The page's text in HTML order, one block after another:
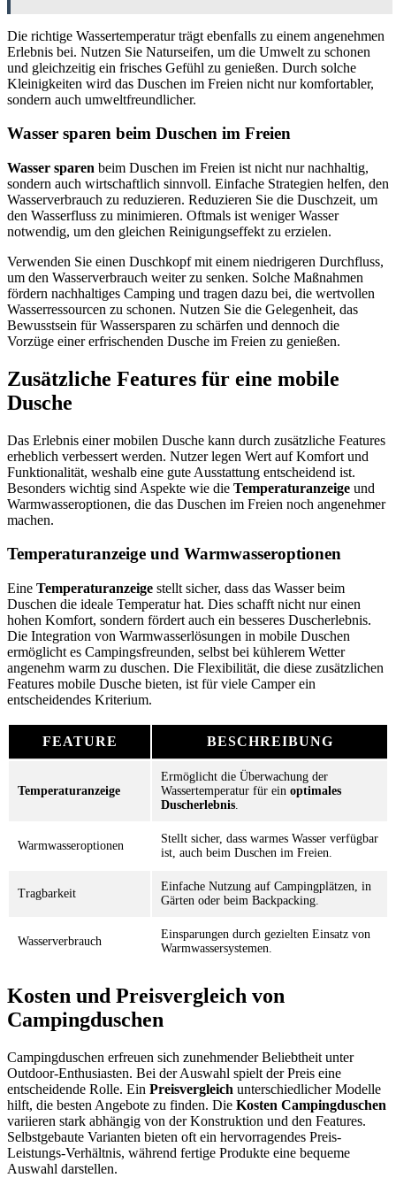
Die richtige Wassertemperatur trägt ebenfalls zu einem angenehmen
Erlebnis bei. Nutzen Sie Naturseifen, um die Umwelt zu schonen
und gleichzeitig ein frisches Gefühl zu genießen. Durch solche
Kleinigkeiten wird das Duschen im Freien nicht nur komfortabler,
sondern auch umweltfreundlicher.
Wasser sparen beim Duschen im Freien
Wasser sparen beim Duschen im Freien ist nicht nur nachhaltig,
sondern auch wirtschaftlich sinnvoll. Einfache Strategien helfen, den
Wasserverbrauch zu reduzieren. Reduzieren Sie die Duschzeit, um
den Wasserfluss zu minimieren. Oftmals ist weniger Wasser
notwendig, um den gleichen Reinigungseffekt zu erzielen.
Verwenden Sie einen Duschkopf mit einem niedrigeren Durchfluss,
um den Wasserverbrauch weiter zu senken. Solche Maßnahmen
fördern nachhaltiges Camping und tragen dazu bei, die wertvollen
Wasserressourcen zu schonen. Nutzen Sie die Gelegenheit, das
Bewusstsein für Wassersparen zu schärfen und dennoch die
Vorzüge einer erfrischenden Dusche im Freien zu genießen.
Zusätzliche Features für eine mobile
Dusche
Das Erlebnis einer mobilen Dusche kann durch zusätzliche Features
erheblich verbessert werden. Nutzer legen Wert auf Komfort und
Funktionalität, weshalb eine gute Ausstattung entscheidend ist.
Besonders wichtig sind Aspekte wie die Temperaturanzeige und
Warmwasseroptionen, die das Duschen im Freien noch angenehmer
machen.
Temperaturanzeige und Warmwasseroptionen
Eine Temperaturanzeige stellt sicher, dass das Wasser beim
Duschen die ideale Temperatur hat. Dies schafft nicht nur einen
hohen Komfort, sondern fördert auch ein besseres Duscherlebnis.
Die Integration von Warmwasserlösungen in mobile Duschen
ermöglicht es Campingsfreunden, selbst bei kühlerem Wetter
angenehm warm zu duschen. Die Flexibilität, die diese zusätzlichen
Features mobile Dusche bieten, ist für viele Camper ein
entscheidendes Kriterium.
FEATURE BESCHREIBUNG
Temperaturanzeige
Ermöglicht die Überwachung der
Wassertemperatur für ein optimales
Duscherlebnis.
Warmwasseroptionen
Stellt sicher, dass warmes Wasser verfügbar
ist, auch beim Duschen im Freien.
Tragbarkeit
Einfache Nutzung auf Campingplätzen, in
Gärten oder beim Backpacking.
Wasserverbrauch
Einsparungen durch gezielten Einsatz von
Warmwassersystemen.
Kosten und Preisvergleich von
Campingduschen
Campingduschen erfreuen sich zunehmender Beliebtheit unter
Outdoor-Enthusiasten. Bei der Auswahl spielt der Preis eine
entscheidende Rolle. Ein Preisvergleich unterschiedlicher Modelle
hilft, die besten Angebote zu finden. Die Kosten Campingduschen
variieren stark abhängig von der Konstruktion und den Features.
Selbstgebaute Varianten bieten oft ein hervorragendes Preis-
Leistungs-Verhältnis, während fertige Produkte eine bequeme
Auswahl darstellen.